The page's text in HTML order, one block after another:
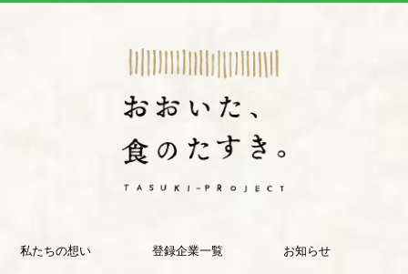
私たちの想い 登録企業一覧 お知らせ